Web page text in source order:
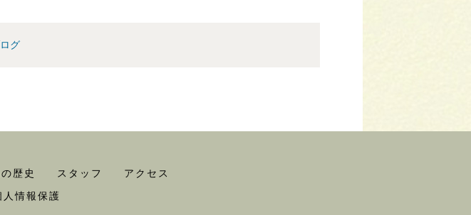
グ
歴史 スタッフ
アクセス
人情報保護